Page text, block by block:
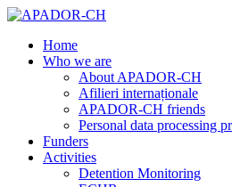
Home
Who we are
About APADOR-CH
Afilieri internaționale
APADOR-CH friends
Personal data processing
Funders
Activities
Detention Monitoring